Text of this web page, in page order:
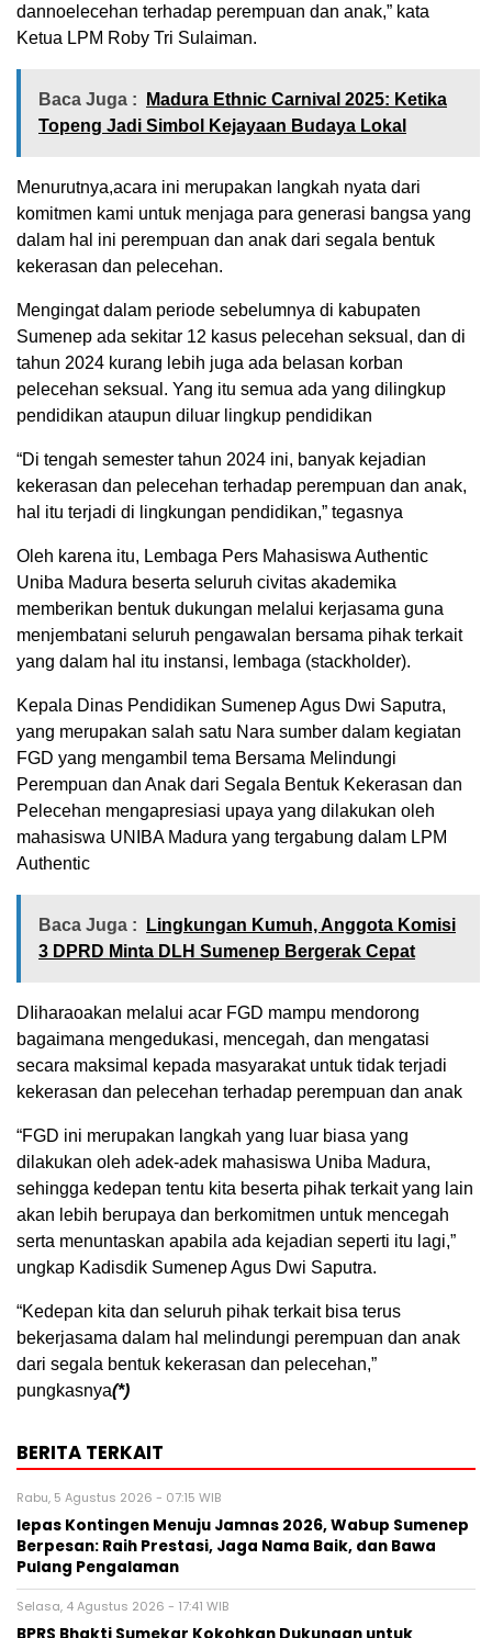
dannoelecehan terhadap perempuan dan anak,” kata
Ketua LPM Roby Tri Sulaiman.
Baca Juga :
Madura Ethnic Carnival 2025: Ketika
Topeng Jadi Simbol Kejayaan Budaya Lokal
Menurutnya,acara ini merupakan langkah nyata dari
komitmen kami untuk menjaga para generasi bangsa yang
dalam hal ini perempuan dan anak dari segala bentuk
kekerasan dan pelecehan.
Mengingat dalam periode sebelumnya di kabupaten
Sumenep ada sekitar 12 kasus pelecehan seksual, dan di
tahun 2024 kurang lebih juga ada belasan korban
pelecehan seksual. Yang itu semua ada yang dilingkup
pendidikan ataupun diluar lingkup pendidikan
“Di tengah semester tahun 2024 ini, banyak kejadian
kekerasan dan pelecehan terhadap perempuan dan anak,
hal itu terjadi di lingkungan pendidikan,” tegasnya
Oleh karena itu, Lembaga Pers Mahasiswa Authentic
Uniba Madura beserta seluruh civitas akademika
memberikan bentuk dukungan melalui kerjasama guna
menjembatani seluruh pengawalan bersama pihak terkait
yang dalam hal itu instansi, lembaga (stackholder).
Kepala Dinas Pendidikan Sumenep Agus Dwi Saputra,
yang merupakan salah satu Nara sumber dalam kegiatan
FGD yang mengambil tema Bersama Melindungi
Perempuan dan Anak dari Segala Bentuk Kekerasan dan
Pelecehan mengapresiasi upaya yang dilakukan oleh
mahasiswa UNIBA Madura yang tergabung dalam LPM
Authentic
Baca Juga :
Lingkungan Kumuh, Anggota Komisi
3 DPRD Minta DLH Sumenep Bergerak Cepat
DIiharaoakan melalui acar FGD mampu mendorong
bagaimana mengedukasi, mencegah, dan mengatasi
secara maksimal kepada masyarakat untuk tidak terjadi
kekerasan dan pelecehan terhadap perempuan dan anak
“FGD ini merupakan langkah yang luar biasa yang
dilakukan oleh adek-adek mahasiswa Uniba Madura,
sehingga kedepan tentu kita beserta pihak terkait yang lain
akan lebih berupaya dan berkomitmen untuk mencegah
serta menuntaskan apabila ada kejadian seperti itu lagi,”
ungkap Kadisdik Sumenep Agus Dwi Saputra.
“Kedepan kita dan seluruh pihak terkait bisa terus
bekerjasama dalam hal melindungi perempuan dan anak
dari segala bentuk kekerasan dan pelecehan,”
pungkasnya(*)
BERITA TERKAIT
Rabu, 5 Agustus 2026 - 07:15 WIB
lepas Kontingen Menuju Jamnas 2026, Wabup Sumenep
Berpesan: Raih Prestasi, Jaga Nama Baik, dan Bawa
Pulang Pengalaman
Selasa, 4 Agustus 2026 - 17:41 WIB